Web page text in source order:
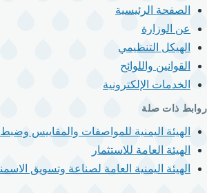
الصفحة الرئيسية
عن الوزارة
الهيكل التنظيمي
القوانين واللوائح
الخدمات الإلكترونية
روابط ذات صلة
الهيئة اليمنية للمواصفات والمقاييس
الهيئة العامة للاستثمار
الهيئة اليمنية العامة لصناعة وتسويق